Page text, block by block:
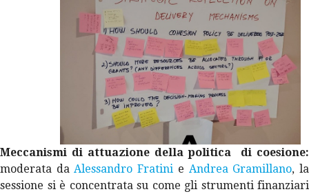
Meccanismi di attuazione della politica di coesione:
moderata da Alessandro Fratini e Andrea Gramillano, la
sessione si è concentrata su come gli strumenti finanziari